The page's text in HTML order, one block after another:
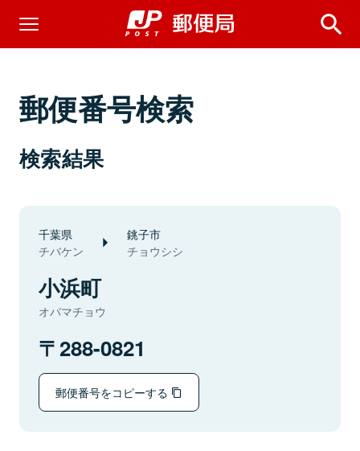
郵便番号検索
検索結果
千葉県
チバケン
銚子市
チョウシシ
小浜町
オバマチョウ
288-0821
郵便番号をコピーする